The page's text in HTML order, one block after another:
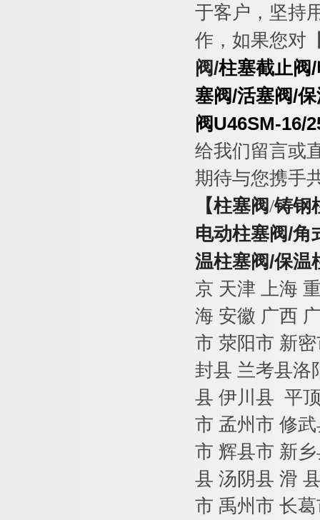
于客户，坚持
作，如果您对
阀/柱塞截止阀/
塞阀/活塞阀/
阀U46SM-16/
给我们留言或
期待与您携手
【柱塞阀/铸钢
电动柱塞阀/角
温柱塞阀/保温
京 天津 上海
海 安徽 广西
市 荥阳市 新
封县 兰考县洛
县 伊川县 平
市 孟州市 修
市 辉县市 新
县 汤阴县 滑
市 禹州市 长